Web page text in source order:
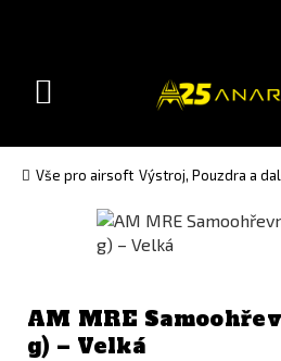
version(Slovak)
Toggle
Vše pro airsoft Výstroj, Pouzdra a
AM MRE
g) – Velká